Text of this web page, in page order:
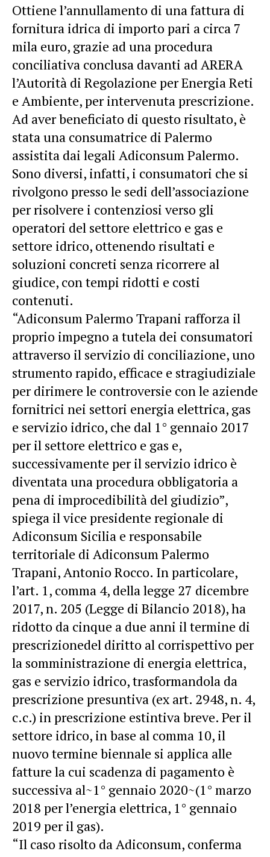
Ottiene l’annullamento di una fattura di
fornitura idrica di importo pari a circa 7
mila euro, grazie ad una procedura
conciliativa conclusa davanti ad ARERA
l’Autorità di Regolazione per Energia Reti
e Ambiente, per intervenuta prescrizione.
Ad aver beneficiato di questo risultato, è
stata una consumatrice di Palermo
assistita dai legali AdiconsumPalermo.
Sono diversi, infatti, i consumatori che si
rivolgono presso le sedi dell’associazione
per risolvere i contenziosi verso gli
operatori del settore elettrico e gas e
settore idrico, ottenendo risultati e
soluzioni concreti senza ricorrere al
giudice, con tempi ridotti e costi
contenuti.
“Adiconsum Palermo Trapani rafforza il
proprio impegno a tutela dei consumatori
attraverso il servizio di conciliazione, uno
strumento rapido, efficace e stragiudiziale
per dirimere le controversie con le aziende
fornitrici nei settori energia elettrica, gas
e servizio idrico, che dal 1° gennaio 2017
per il settore elettrico e gas e,
successivamente per il servizio idrico è
diventata una procedura obbligatoria a
pena di improcedibilità del giudizio”,
spiega il vice presidente regionale di
Adiconsum Sicilia e responsabile
territoriale di Adiconsum Palermo
Trapani, Antonio Rocco. In particolare,
l’art. 1, comma 4, della legge 27 dicembre
2017, n. 205 (Legge di Bilancio 2018), ha
ridotto da cinque a due anni il termine di
prescrizionedel diritto al corrispettivo per
la somministrazione di energia elettrica,
gas e servizio idrico, trasformandola da
prescrizione presuntiva (ex art. 2948, n. 4,
c.c.) in prescrizione estintiva breve. Per il
settore idrico, in base al comma 10, il
nuovo termine biennale si applica alle
fatture la cui scadenza di pagamento è
successiva al~1° gennaio 2020~(1° marzo
2018 per l’energia elettrica, 1° gennaio
2019 per il gas).
“Il caso risolto da Adiconsum, conferma